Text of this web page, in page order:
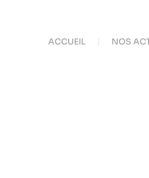
ACCUEIL NOS